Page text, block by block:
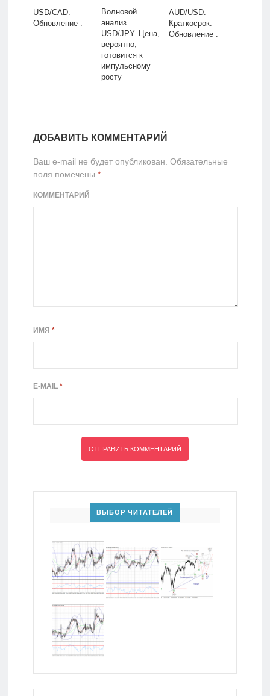
USD/CAD.
Обновление .
Волновой
анализ
USD/JPY. Цена,
вероятно,
готовится к
импульсному
росту
AUD/USD.
Краткосрок.
Обновление .
ДОБАВИТЬ КОММЕНТАРИЙ
Ваш e-mail не будет опубликован. Обязательные
поля помечены *
КОММЕНТАРИЙ
ИМЯ *
E-MAIL *
ВЫБОР ЧИТАТЕЛЕЙ